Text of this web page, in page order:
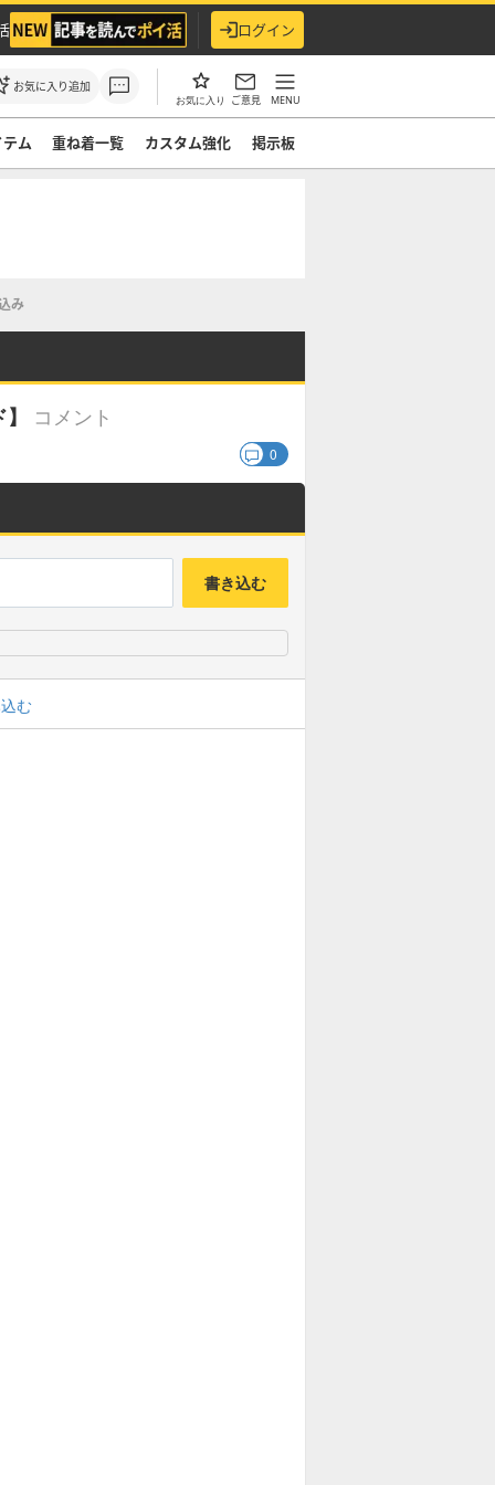
ログイン
お気に入り追加
お気に入り ご意見 MENU
ム 重ね着一覧 カスタム強化 掲示板
み
コメント
0
書き込む
む